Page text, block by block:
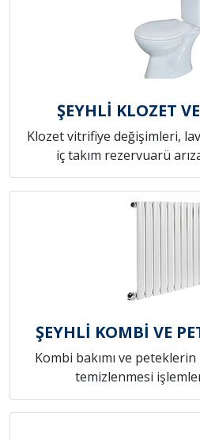
ŞEYHLİ KLOZET
Klozet vitrifiye değişimleri,
iç takım rezervuarü
ŞEYHLİ KOMBİ VE
Kombi bakımı ve
temizlenmesi